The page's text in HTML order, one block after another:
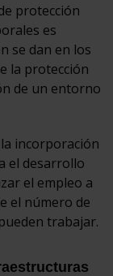
protección
es
se dan en los
la protección
de un entorno
incorporación
el desarrollo
el empleo a
el número de
trabajar.